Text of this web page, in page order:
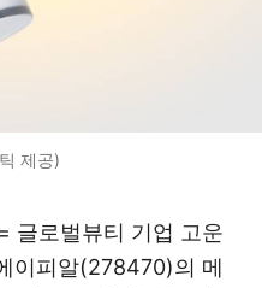
제공)
글로벌뷰티 기업 고운
이피알(278470)의 메